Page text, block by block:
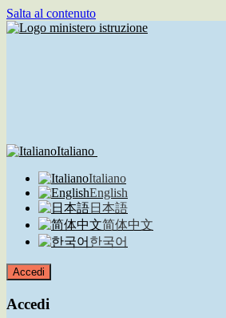
Salta al contenuto
Italiano
Italiano
English
日本語
简体中文
한국어
Accedi
Accedi